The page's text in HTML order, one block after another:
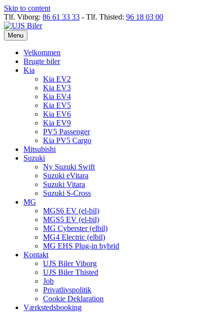
Skip to content
Tlf. Viborg: 86 61 33 33 - Tlf. Thisted: 96 18 03 00
Menu
Velkommen
Brugte biler
Kia
Kia EV2
Kia EV3
Kia EV4
Kia EV5
Kia EV6
Kia EV9
PV5 Passenger
Kia PV5 Cargo
Mitsubishi
Suzuki
Ny Suzuki Swift
Suzuki eVitara
Suzuki Vitara
Suzuki S-Cross
MG
MGS6 EV (el-bil)
MGS5 EV (el-bil)
MG Cyberster (elbil)
MG4 Electric (elbil)
MG EHS Plug-in hybrid
Kontakt
UJS Biler Viborg
UJS Biler Thisted
Job
Privatlivspolitik
Cookie Deklaration
Værkstedsbooking